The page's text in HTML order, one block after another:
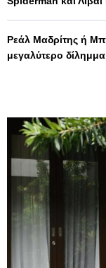
Ρεάλ Μαδρίτης ή
μεγαλύτερο